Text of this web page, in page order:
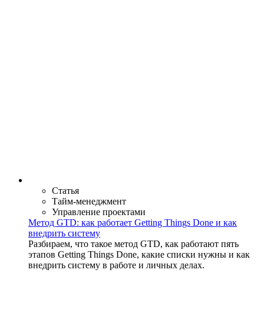
Статья
Тайм-менеджмент
Управление проектами
Метод GTD: как работает Getting Things Done и как
внедрить систему
Разбираем, что такое метод GTD, как работают пять
этапов Getting Things Done, какие списки нужны и как
внедрить систему в работе и личных делах.